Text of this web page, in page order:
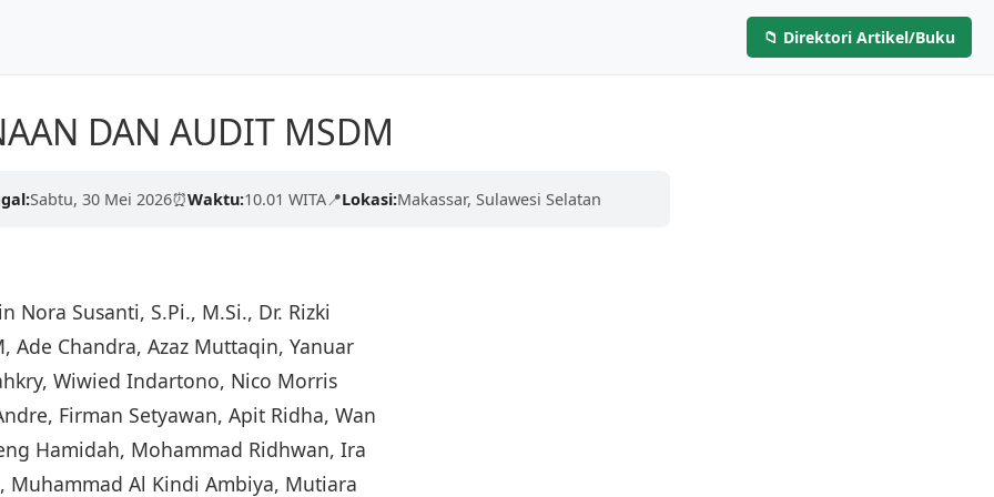
Hubungi Kami
tinggi dari para
📁 Direktori Artikel/Buku
DAN AUDIT MSDM
Sabtu, 30 Mei 2026⏰Waktu:10.01 WITA📍Lokasi:Makassar, Sulawesi Selatan
Nora Susanti, S.Pi., M.Si., Dr. Rizki
Ade Chandra, Azaz Muttaqin, Yanuar
Wiwied Indartono, Nico Morris
Firman Setyawan, Apit Ridha, Wan
Hamidah, Mohammad Ridhwan, Ira
Muhammad Al Kindi Ambiya, Mutiara